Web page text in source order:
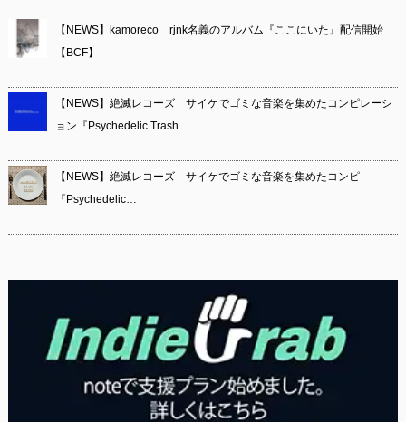
【NEWS】kamoreco rjnk名義のアルバム『ここにいた』配信開始
【BCF】
【NEWS】絶滅レコーズ サイケでゴミな音楽を集めたコンピレーシ
ョン『Psychedelic Trash…
【NEWS】絶滅レコーズ サイケでゴミな音楽を集めたコンピ
『Psychedelic…